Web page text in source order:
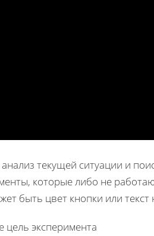
текущей ситуации и
которые либо не
быть цвет кнопки или текст
цель эксперимента